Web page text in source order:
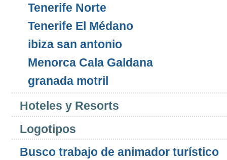
Tenerife Norte
Tenerife El Médano
ibiza san antonio
Menorca Cala Galdana
granada motril
Hoteles y Resorts
Logotipos
Busco trabajo de animador turístico